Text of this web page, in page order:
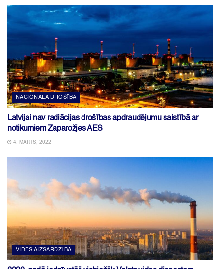
NACIONĀLĀ DROŠĪBA
Latvijai nav radiācijas drošības apdraudējumu saistībā ar
notikumiem Zaparožjes AES
4. MARTS, 2022
VIDES AIZSARDZĪBA